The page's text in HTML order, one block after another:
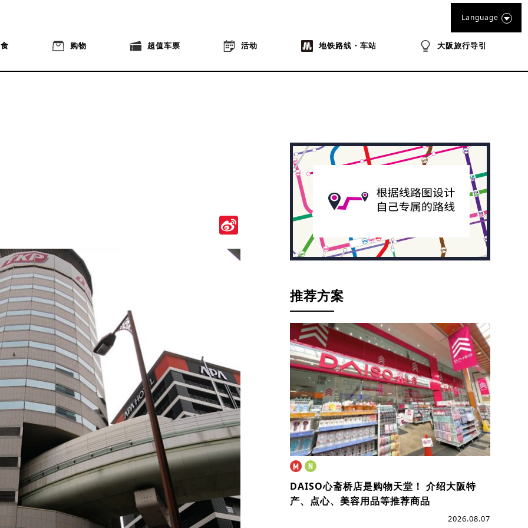
购物 超值车票 活动 地铁路线・车站 大阪旅行导引
Language
Weibo
推荐方案
DAISO心斋桥店是购物天堂！介绍大阪特
产、点心、美容用品等推荐商品
2026.08.07